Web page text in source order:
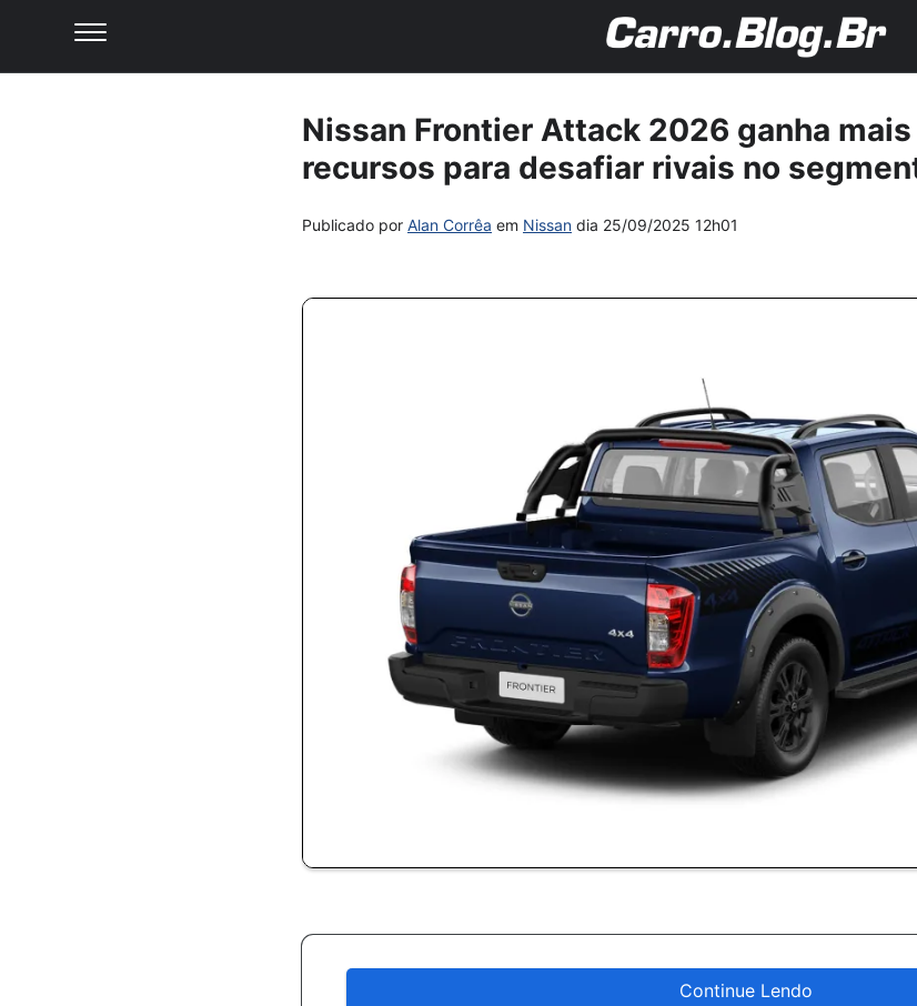
Nissan Frontier Attack 2026 ganha
recursos para desafiar rivais no
Publicado por Alan Corrêa em Nissan dia 25/09/2025 12h01
Continue Lendo